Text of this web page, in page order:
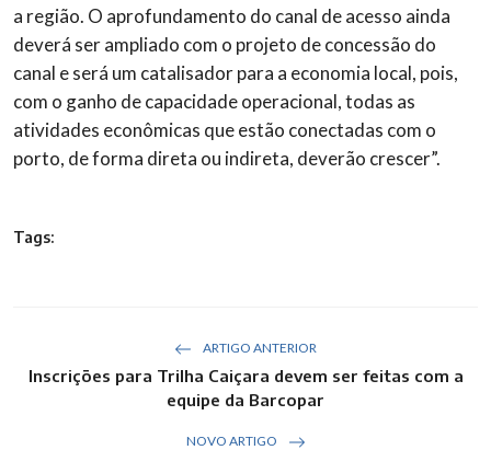
a região. O aprofundamento do canal de acesso ainda
deverá ser ampliado com o projeto de concessão do
canal e será um catalisador para a economia local, pois,
com o ganho de capacidade operacional, todas as
atividades econômicas que estão conectadas com o
porto, de forma direta ou indireta, deverão crescer”.
Tags:
ARTIGO ANTERIOR
Inscrições para Trilha Caiçara devem ser feitas com a
equipe da Barcopar
NOVO ARTIGO